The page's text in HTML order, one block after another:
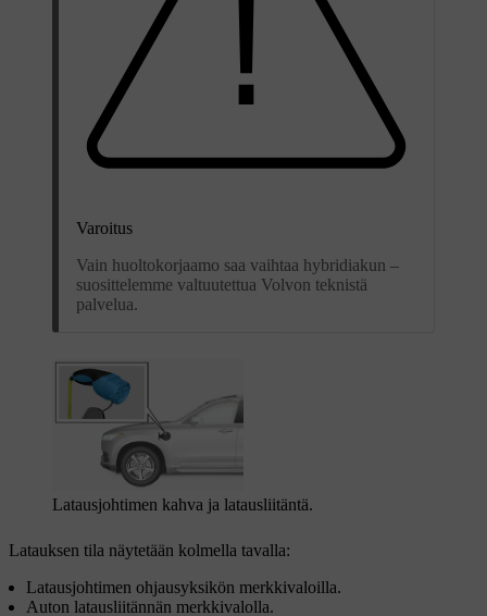
Varoitus
Vain huoltokorjaamo saa vaihtaa hybridiakun –
suosittelemme valtuutettua Volvon teknistä
palvelua.
Latausjohtimen kahva ja latausliitäntä.
Latauksen tila näytetään kolmella tavalla:
Latausjohtimen ohjausyksikön merkkivaloilla.
Auton latausliitännän merkkivalolla.